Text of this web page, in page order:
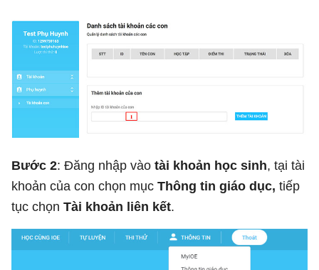
Bước 2: Đăng nhập vào tài khoản học sinh, tại tài
khoản của con chọn mục Thông tin giáo dục, tiếp
tục chọn Tài khoản liên kết.